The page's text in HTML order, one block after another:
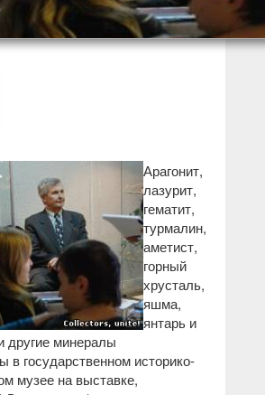
Арагонит,
лазурит,
гематит,
турмалин,
аметист,
горный
хрусталь,
яшма,
янтарь и
другие минералы
в государственном историко-
музее на выставке,